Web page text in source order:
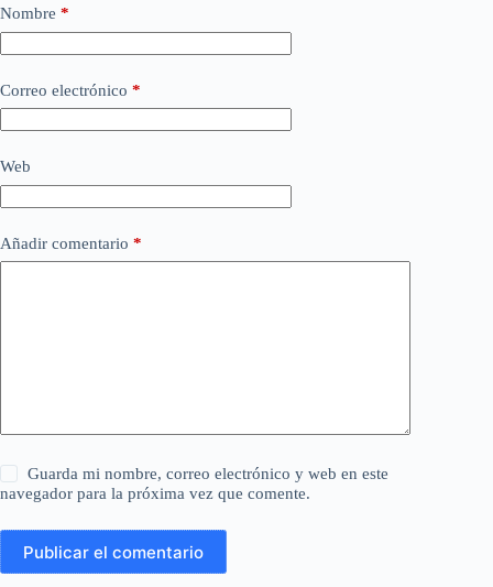
Nombre *
Correo electrónico *
Web
Añadir comentario *
Guarda mi nombre, correo electrónico y web en este
navegador para la próxima vez que comente.
Publicar el comentario